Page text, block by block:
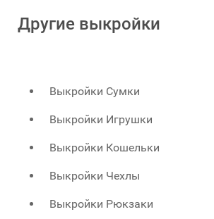
Другие выкройки
Выкройки Сумки
Выкройки Игрушки
Выкройки Кошельки
Выкройки Чехлы
Выкройки Рюкзаки